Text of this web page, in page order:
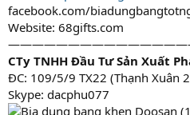
facebook.com/
Website: 68gifts.com
CTy TNHH Đầu Tư Sản Xuất
ĐC: 109/5/9 TX22 (Thạnh Xuân
Skype: dacphu077